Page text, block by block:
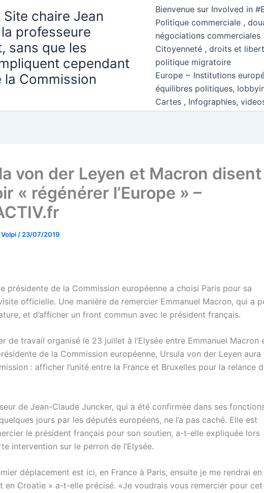
Site chaire Jean
professeure
sans que les
cependant
Commission
Bienvenue sur Involved in
Politique commerciale ,
négociations commerciales
Citoyenneté , droits et
politique migratoire
Europe ~ Institutions
équilibres politiques,
Cartes , Infographies,
von der Leyen et Macron disent
« régénérer l’Europe » –
/ 23/07/2019
présidente de la Commission européenne a choisi Paris pour sa
officielle. Une manière de remercier Emmanuel Macron, qui a
et d’afficher un front commun avec le président français.
de travail organisé le 23 juillet à l’Elysée entre Emmanuel Macron
de la Commission européenne, Ursula von der Leyen aura
: afficher l’unité entre la France et Bruxelles pour la relance
de Jean-Claude Juncker, qui a été confirmée dans ses
jours par les députés européens, ne l’a pas caché. Elle est
le président français pour son soutien, a-t-elle expliquée lors
intervention sur le perron de l’Elysée.
déplacement est ici, en France à Paris, ensuite je me rendrai en
en Croatie » a-t-elle précisé. «Je voudrais vous remercier pour cet